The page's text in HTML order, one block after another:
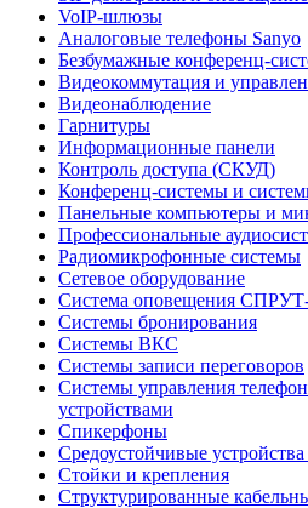
VoIP-шлюзы
Аналоговые телефоны Sanyo
Безбумажные конференц-
Видеокоммутация и
Видеонаблюдение
Гарнитуры
Информационные панели
Контроль доступа (СКУД)
Конференц-системы и
Панельные компьютеры и
Профессиональные
Радиомикрофонные системы
Сетевое оборудование
Система оповещения
Системы бронирования
Системы ВКС
Системы записи переговоров
Системы управления
устройствами
Спикерфоны
Средоустойчивые устройства
Стойки и крепления
Структурированные